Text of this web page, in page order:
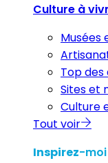
Culture à
Musées
Top
Sites et
Culture
Tout voir
Inspirez-moi